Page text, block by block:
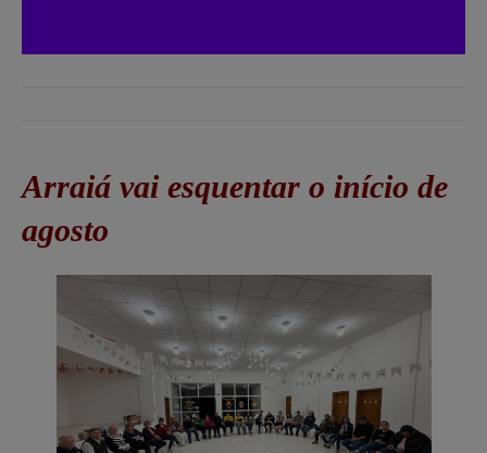
Arraiá vai esquentar o início de
agosto